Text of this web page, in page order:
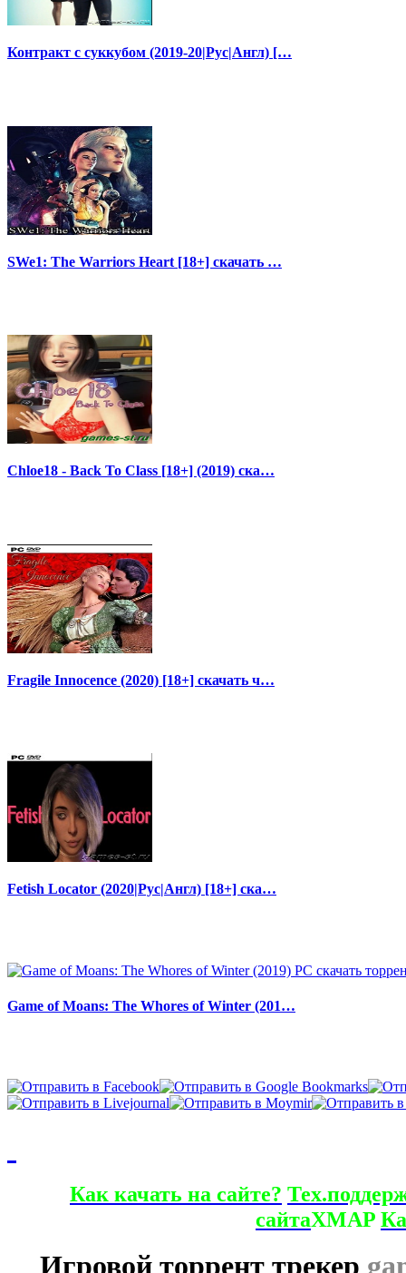
Контракт с суккубом (2019-20|Рус|Англ) […
SWe1: The Warriors Heart [18+] скачать …
Chloe18 - Back To Class [18+] (2019) ска…
Fragile Innocence (2020) [18+] скачать ч…
Fetish Locator (2020|Рус|Англ) [18+] ска…
Game of Moans: The Whores of Winter (201…
Как качать на сайте?
сайтаXMAP
Игровой торрент трекер